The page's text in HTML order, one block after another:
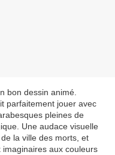
bon dessin animé.
parfaitement jouer avec
pleines de
Une audace visuelle
la ville des morts, et
aux couleurs